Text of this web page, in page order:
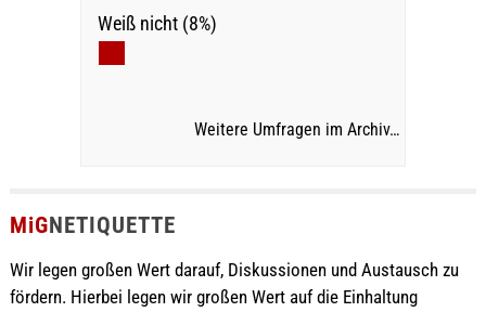
Weiß nicht (8%)
Weitere Umfragen im Archiv…
MiGNETIQUETTE
Wir legen großen Wert darauf, Diskussionen und Austausch zu
fördern. Hierbei legen wir großen Wert auf die Einhaltung